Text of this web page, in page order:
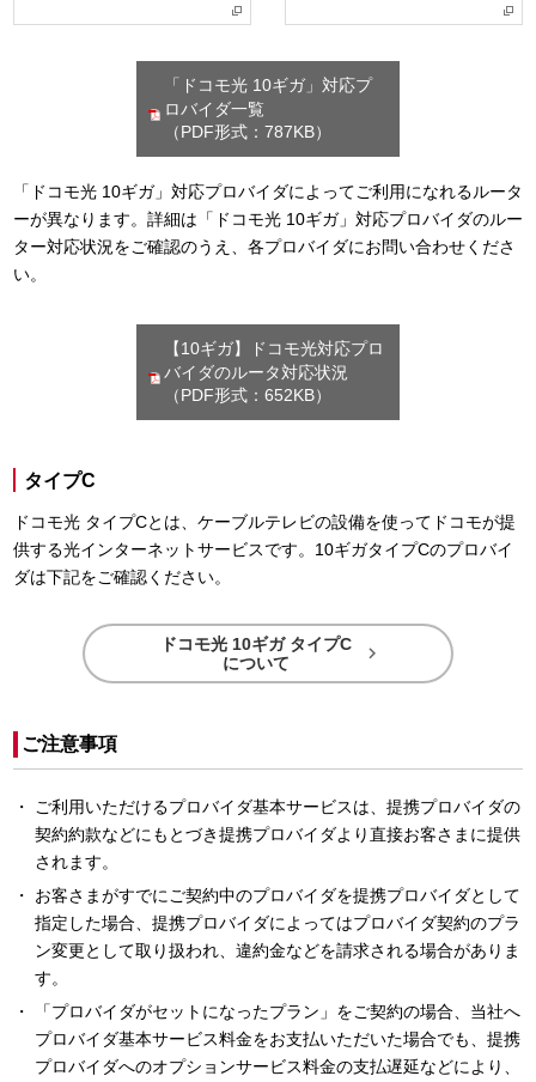
「ドコモ光 10ギガ」対応プ
ロバイダ一覧
（PDF形式：787KB）
「ドコモ光 10ギガ」対応プロバイダによってご利用になれるルータ
ーが異なります。詳細は「ドコモ光 10ギガ」対応プロバイダのルー
ター対応状況をご確認のうえ、各プロバイダにお問い合わせくださ
い。
【10ギガ】ドコモ光対応プロ
バイダのルータ対応状況
（PDF形式：652KB）
タイプC
ドコモ光 タイプCとは、ケーブルテレビの設備を使ってドコモが提
供する光インターネットサービスです。10ギガタイプCのプロバイ
ダは下記をご確認ください。
ドコモ光 10ギガ タイプC
について

ご注意事項
ご利用いただけるプロバイダ基本サービスは、提携プロバイダの
契約約款などにもとづき提携プロバイダより直接お客さまに提供
されます。
お客さまがすでにご契約中のプロバイダを提携プロバイダとして
指定した場合、提携プロバイダによってはプロバイダ契約のプラ
ン変更として取り扱われ、違約金などを請求される場合がありま
す。
「プロバイダがセットになったプラン」をご契約の場合、当社へ
プロバイダ基本サービス料金をお支払いただいた場合でも、提携
プロバイダへのオプションサービス料金の支払遅延などにより、